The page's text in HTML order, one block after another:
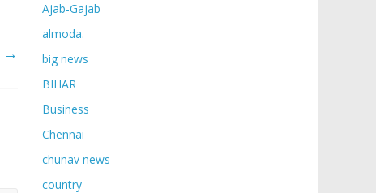
→
Ajab-Gajab
almoda.
big news
BIHAR
Business
Chennai
chunav news
country